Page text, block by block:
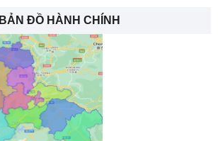
BẢN ĐỒ HÀNH CHÍNH